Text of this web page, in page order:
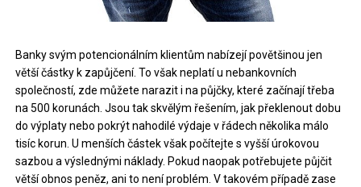
Banky svým potencionálním klientům nabízejí povětšinou jen
větší částky k zapůjčení. To však neplatí u nebankovních
společností, zde můžete narazit i na půjčky, které začínají třeba
na 500 korunách. Jsou tak skvělým řešením, jak překlenout dobu
do výplaty nebo pokrýt nahodilé výdaje v řádech několika málo
tisíc korun. U menších částek však počítejte s vyšší úrokovou
sazbou a výslednými náklady. Pokud naopak potřebujete půjčit
větší obnos peněz, ani to není problém. V takovém případě zase